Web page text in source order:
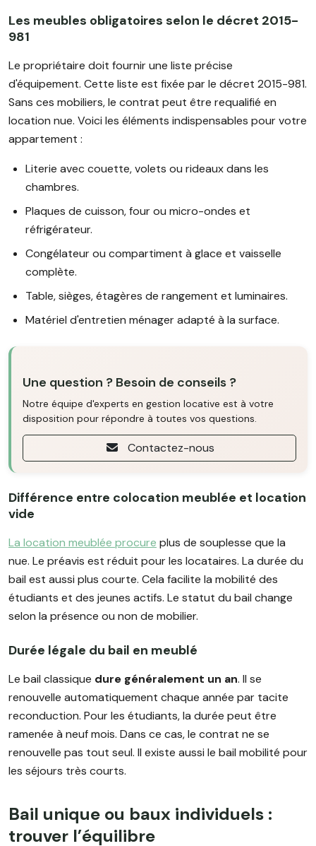
Les meubles obligatoires selon le décret 2015-
981
Le propriétaire doit fournir une liste précise
d'équipement. Cette liste est fixée par le décret 2015-981.
Sans ces mobiliers, le contrat peut être requalifié en
location nue. Voici les éléments indispensables pour votre
appartement :
Literie avec couette, volets ou rideaux dans les
chambres.
Plaques de cuisson, four ou micro-ondes et
réfrigérateur.
Congélateur ou compartiment à glace et vaisselle
complète.
Table, sièges, étagères de rangement et luminaires.
Matériel d'entretien ménager adapté à la surface.
Une question ? Besoin de conseils ?
Notre équipe d'experts en gestion locative est à votre
disposition pour répondre à toutes vos questions.
Contactez-nous
Différence entre colocation meublée et location
vide
La location meublée procure plus de souplesse que la
nue. Le préavis est réduit pour les locataires. La durée du
bail est aussi plus courte. Cela facilite la mobilité des
étudiants et des jeunes actifs. Le statut du bail change
selon la présence ou non de mobilier.
Durée légale du bail en meublé
Le bail classique dure généralement un an. Il se
renouvelle automatiquement chaque année par tacite
reconduction. Pour les étudiants, la durée peut être
ramenée à neuf mois. Dans ce cas, le contrat ne se
renouvelle pas tout seul. Il existe aussi le bail mobilité pour
les séjours très courts.
Bail unique ou baux individuels :
trouver l’équilibre